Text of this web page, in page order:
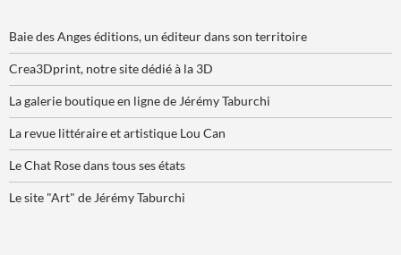
Baie des Anges éditions, un éditeur dans son territoire
Crea3Dprint, notre site dédié à la 3D
La galerie boutique en ligne de Jérémy Taburchi
La revue littéraire et artistique Lou Can
Le Chat Rose dans tous ses états
Le site "Art" de Jérémy Taburchi